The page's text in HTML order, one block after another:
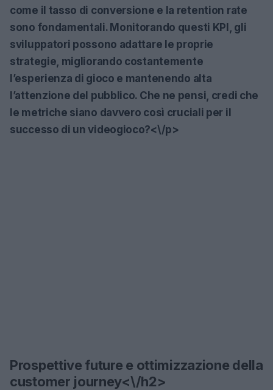
come il tasso di conversione e la retention rate
sono fondamentali. Monitorando questi KPI, gli
sviluppatori possono adattare le proprie
strategie, migliorando costantemente
l’esperienza di gioco e mantenendo alta
l’attenzione del pubblico. Che ne pensi, credi che
le metriche siano davvero così cruciali per il
successo di un videogioco?<\/p>
Prospettive future e ottimizzazione della
customer journey<\/h2>